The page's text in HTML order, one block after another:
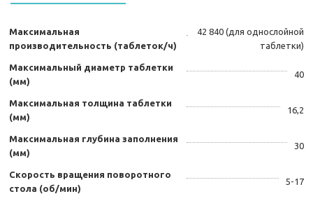
Максимальная
производительность (таблеток/ч)
42 840 (для однослойной
таблетки)
Максимальный диаметр таблетки
(мм)
40
Максимальная толщина таблетки
(мм)
16,2
Максимальная глубина заполнения
(мм)
30
Скорость вращения поворотного
стола (об/мин)
5-17